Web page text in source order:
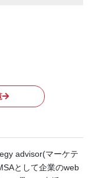
advisor(マーケテ
として企業のweb